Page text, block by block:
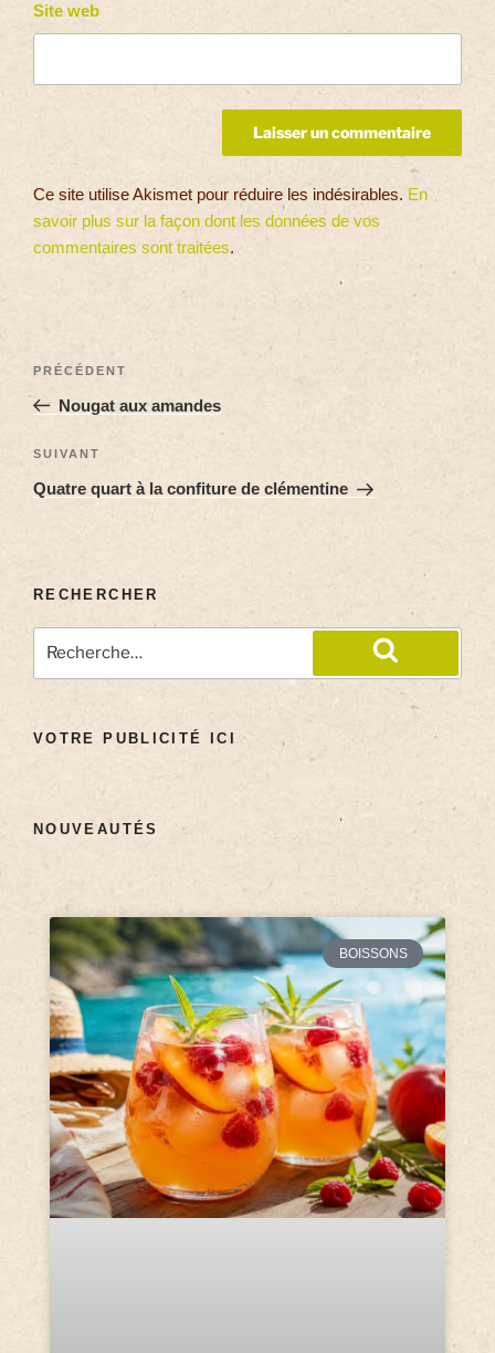
Site web
Ce site utilise Akismet pour réduire les indésirables. En
savoir plus sur la façon dont les données de vos
commentaires sont traitées.
PRÉCÉDENT
Nougat aux amandes
SUIVANT
Quatre quart à la confiture de clémentine
RECHERCHER
VOTRE PUBLICITÉ ICI
NOUVEAUTÉS
BOISSONS